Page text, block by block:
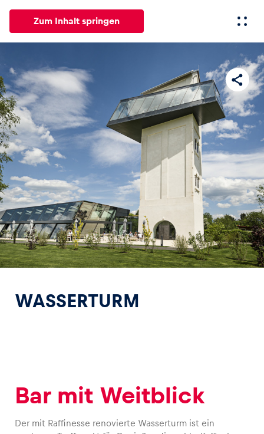
Zum Inhalt springen
Alle News Erlebnisse Seiten
News
Alle anzeigen
Events
Alle anzeigen
WASSERTURM
Bar mit Weitblick
Der mit Raffinesse renovierte Wasserturm ist ein